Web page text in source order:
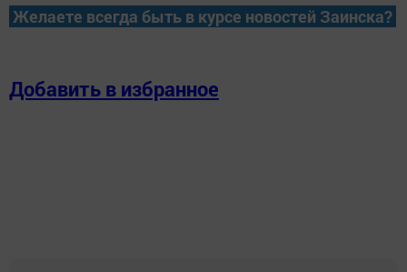
Желаете всегда быть в курсе новостей Заинска?
Добавить в избранное